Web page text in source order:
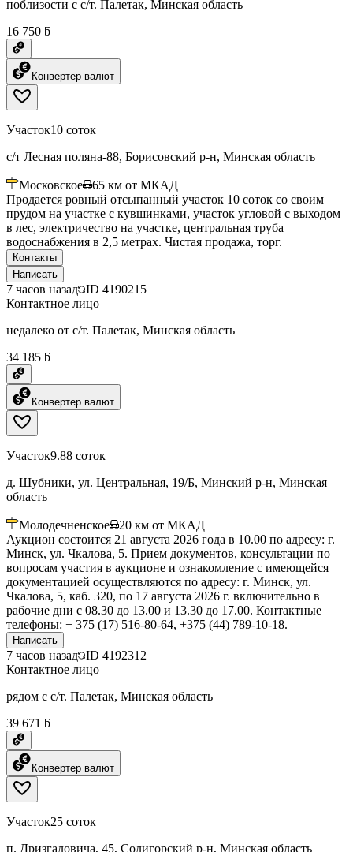
поблизости с с/т. Палетак, Минская область
16 750 ƃ
Конвертер валют
Участок10 соток
с/т Лесная поляна-88, Борисовский р-н, Минская область
Московское 65 км от МКАД
Продается ровный отсыпанный участок 10 соток со своим
прудом на участке с кувшинками, участок угловой с выходом
в лес, электричество на участке, центральная труба
водоснабжения в 2,5 метрах. Чистая продажа, торг.
Контакты
Написать
7 часов назад ID 4190215
Контактное лицо
недалеко от с/т. Палетак, Минская область
34 185 ƃ
Конвертер валют
Участок9.88 соток
д. Шубники, ул. Центральная, 19/Б, Минский р-н, Минская
область
Молодечненское 20 км от МКАД
Аукцион состоится 21 августа 2026 года в 10.00 по адресу: г.
Минск, ул. Чкалова, 5. Прием документов, консультации по
вопросам участия в аукционе и ознакомление с имеющейся
документацией осуществляются по адресу: г. Минск, ул.
Чкалова, 5, каб. 320, по 17 августа 2026 г. включительно в
рабочие дни с 08.30 до 13.00 и 13.30 до 17.00. Контактные
телефоны: + 375 (17) 516-80-64, +375 (44) 789-10-18.
Написать
7 часов назад ID 4192312
Контактное лицо
рядом с с/т. Палетак, Минская область
39 671 ƃ
Конвертер валют
Участок25 соток
п. Дризгаловича, 45, Солигорский р-н, Минская область